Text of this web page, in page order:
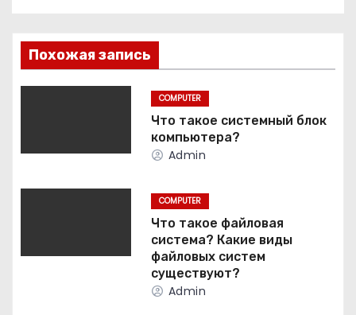
в
и
Похожая запись
COMPUTER
Что такое системный блок
компьютера?
Admin
COMPUTER
Что такое файловая
система? Какие виды
файловых систем
существуют?
Admin